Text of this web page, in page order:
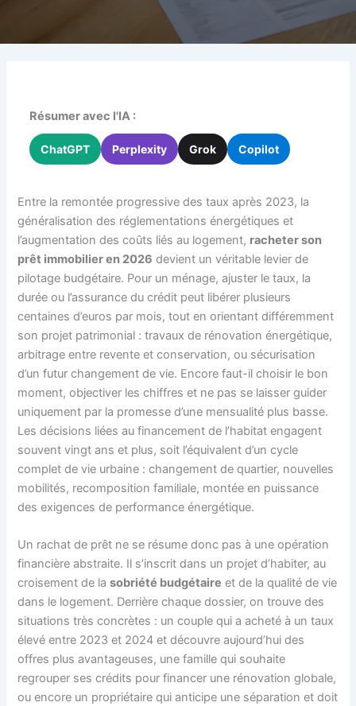
Résumer avec l'IA :
ChatGPT Perplexity Grok Copilot
Entre la remontée progressive des taux après 2023, la
généralisation des réglementations énergétiques et
l’augmentation des coûts liés au logement, racheter son
prêt immobilier en 2026 devient un véritable levier de
pilotage budgétaire. Pour un ménage, ajuster le taux, la
durée ou l’assurance du crédit peut libérer plusieurs
centaines d’euros par mois, tout en orientant différemment
son projet patrimonial : travaux de rénovation énergétique,
arbitrage entre revente et conservation, ou sécurisation
d’un futur changement de vie. Encore faut-il choisir le bon
moment, objectiver les chiffres et ne pas se laisser guider
uniquement par la promesse d’une mensualité plus basse.
Les décisions liées au financement de l’habitat engagent
souvent vingt ans et plus, soit l’équivalent d’un cycle
complet de vie urbaine : changement de quartier, nouvelles
mobilités, recomposition familiale, montée en puissance
des exigences de performance énergétique.
Un rachat de prêt ne se résume donc pas à une opération
financière abstraite. Il s’inscrit dans un projet d’habiter, au
croisement de lasobriété budgétaire et de la qualité de vie
dans le logement. Derrière chaque dossier, on trouve des
situations très concrètes : un couple qui a acheté à un taux
élevé entre 2023 et 2024 et découvre aujourd’hui des
offres plus avantageuses, une famille qui souhaite
regrouper ses crédits pour financer une rénovation globale,
ou encore un propriétaire qui anticipe une séparation et doit